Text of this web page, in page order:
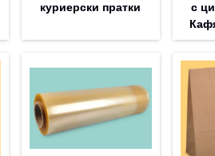
куриерски пратки
с